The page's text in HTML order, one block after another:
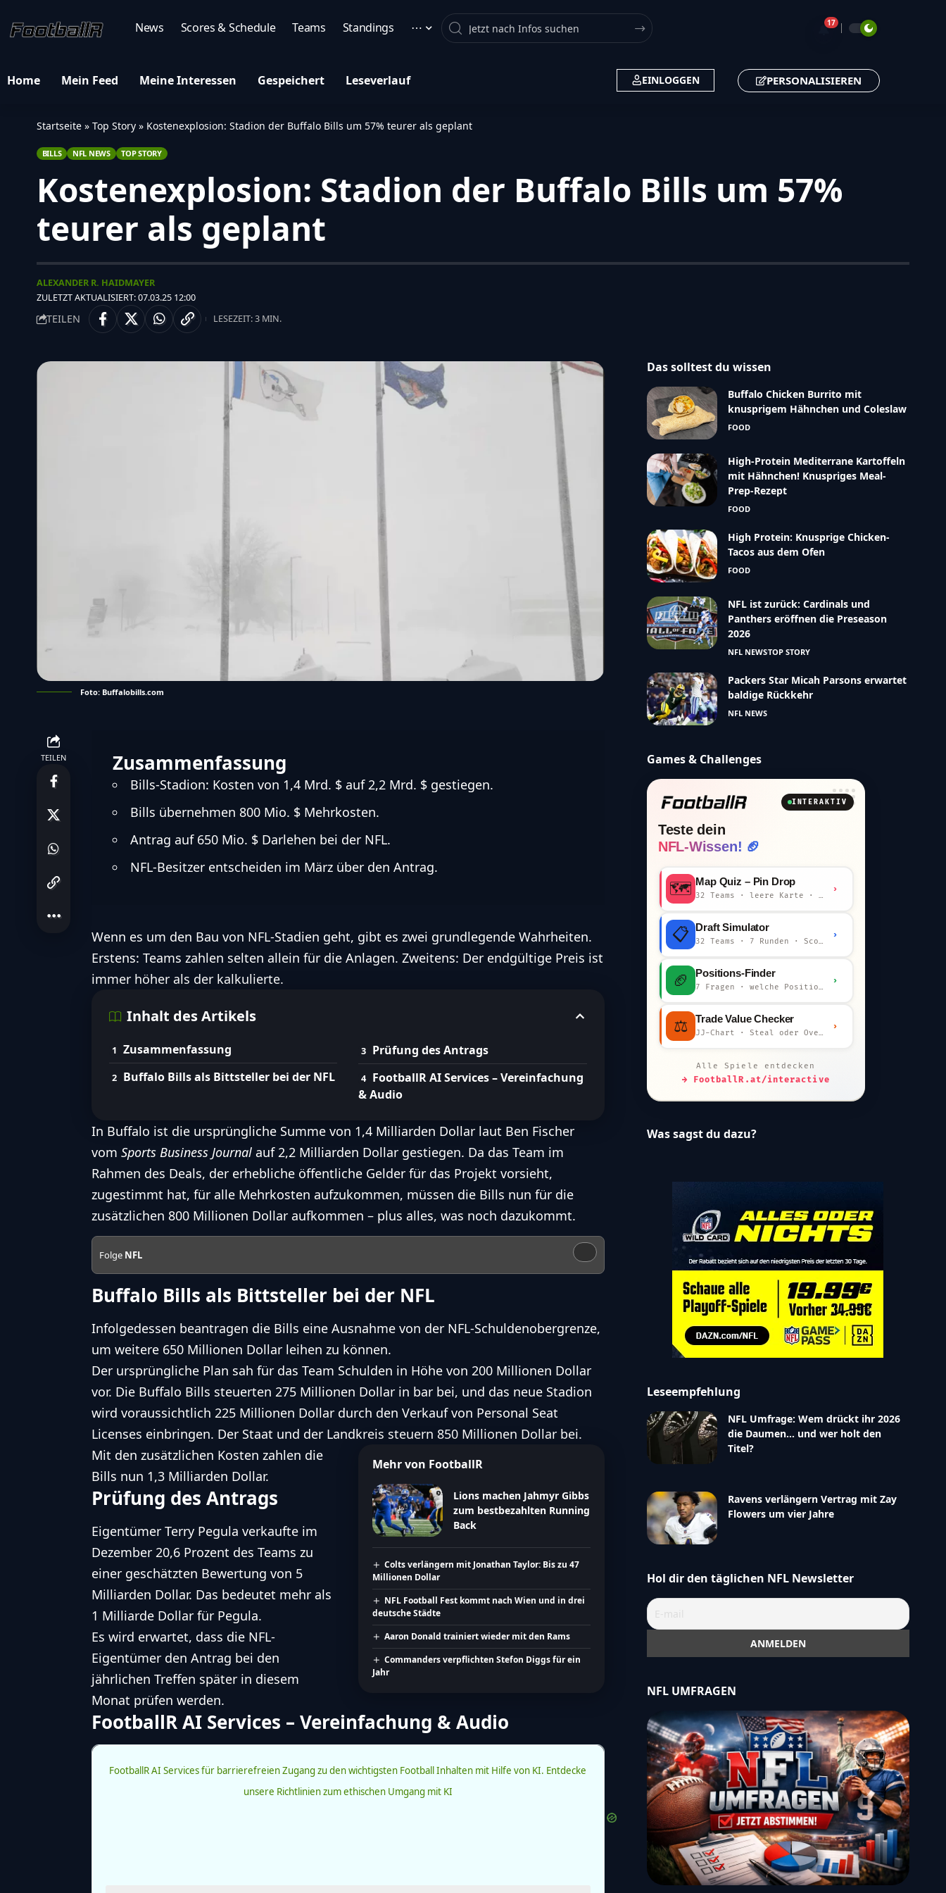
News Scores & Schedule Teams Standings ⋯ Search 🔔17
Home Mein Feed Meine Interessen Gespeichert Leseverlauf EINLOGGEN PERSONALISIEREN
Startseite » Top Story » Kostenexplosion: Stadion der Buffalo Bills um 57% teurer als geplant
BILLS NFL NEWS TOP STORY
Kostenexplosion: Stadion der Buffalo Bills um 57%
teurer als geplant
ZULETZT AKTUALISIERT: 07.03.25 12:00
ALEXANDER R. HAIDMAYER
TEILEN LESEZEIT: 3 MIN.
Foto: Buffalobills.com
TEILEN Zusammenfassung
Bills-Stadion: Kosten von 1,4 Mrd. $ auf 2,2 Mrd. $ gestiegen.
Bills übernehmen 800 Mio. $ Mehrkosten.
Antrag auf 650 Mio. $ Darlehen bei der NFL.
NFL-Besitzer entscheiden im März über den Antrag.
Wenn es um den Bau von NFL-Stadien geht, gibt es zwei grundlegende Wahrheiten.
Erstens: Teams zahlen selten allein für die Anlagen. Zweitens: Der endgültige Preis ist
immer höher als der kalkulierte.
Inhalt des Artikels
Zusammenfassung
Buffalo Bills als Bittsteller bei der NFL
Prüfung des Antrags
FootballR AI Services – Vereinfachung
& Audio
In Buffalo ist die ursprüngliche Summe von 1,4 Milliarden Dollar laut Ben Fischer
vom Sports Business Journal auf 2,2 Milliarden Dollar gestiegen. Da das Team im
Rahmen des Deals, der erhebliche öffentliche Gelder für das Projekt vorsieht,
zugestimmt hat, für alle Mehrkosten aufzukommen, müssen die Bills nun für die
zusätzlichen 800 Millionen Dollar aufkommen – plus alles, was noch dazukommt.
Folge NFL
Buffalo Bills als Bittsteller bei der NFL
Infolgedessen beantragen die Bills eine Ausnahme von der NFL-Schuldenobergrenze,
um weitere 650 Millionen Dollar leihen zu können.
Der ursprüngliche Plan sah für das Team Schulden in Höhe von 200 Millionen Dollar
vor. Die Buffalo Bills steuerten 275 Millionen Dollar in bar bei, und das neue Stadion
wird voraussichtlich 225 Millionen Dollar durch den Verkauf von Personal Seat
Licenses einbringen. Der Staat und der Landkreis steuern 850 Millionen Dollar bei.
Mehr von FootballR
Lions machen Jahmyr Gibbs
zum bestbezahlten Running
Back
Colts verlängern mit Jonathan Taylor: Bis zu 47
Millionen Dollar
NFL Football Fest kommt nach Wien und in drei
deutsche Städte
Aaron Donald trainiert wieder mit den Rams
Commanders verpflichten Stefon Diggs für ein
Jahr
Mit den zusätzlichen Kosten zahlen die
Bills nun 1,3 Milliarden Dollar.
Prüfung des Antrags
Eigentümer Terry Pegula verkaufte im
Dezember 20,6 Prozent des Teams zu
einer geschätzten Bewertung von 5
Milliarden Dollar. Das bedeutet mehr als
1 Milliarde Dollar für Pegula.
Es wird erwartet, dass die NFL-
Eigentümer den Antrag bei den
jährlichen Treffen später in diesem
Monat prüfen werden.
FootballR AI Services – Vereinfachung & Audio
FootballR AI Services für barrierefreien Zugang zu den wichtigsten Football Inhalten mit Hilfe von KI. Entdecke
unsere Richtlinien zum ethischen Umgang mit KI
Das solltest du wissen
Buffalo Chicken Burrito mit
knusprigem Hähnchen und Coleslaw
FOOD
High-Protein Mediterrane Kartoffeln
mit Hähnchen! Knuspriges Meal-
Prep-Rezept
FOOD
High Protein: Knusprige Chicken-
Tacos aus dem Ofen
FOOD
NFL ist zurück: Cardinals und
Panthers eröffnen die Preseason
2026
NFL NEWSTOP STORY
Packers Star Micah Parsons erwartet
baldige Rückkehr
NFL NEWS
Games & Challenges
INTERAKTIV
Teste dein
NFL-Wissen! 🏈
🗺️ Map Quiz – Pin Drop
32 Teams · leere Karte · km-Wertung
›
📋 Draft Simulator
32 Teams · 7 Runden · Scout-Kommentar
›
🏈 Positions-Finder
7 Fragen · welche Position bist du?
›
⚖️ Trade Value Checker
JJ-Chart · Steal oder Overpay?
›
Alle Spiele entdecken
→ FootballR.at/interactive
Was sagst du dazu?
Leseempfehlung
NFL Umfrage: Wem drückt ihr 2026
die Daumen… und wer holt den
Titel?
Ravens verlängern Vertrag mit Zay
Flowers um vier Jahre
Hol dir den täglichen NFL Newsletter
NFL UMFRAGEN